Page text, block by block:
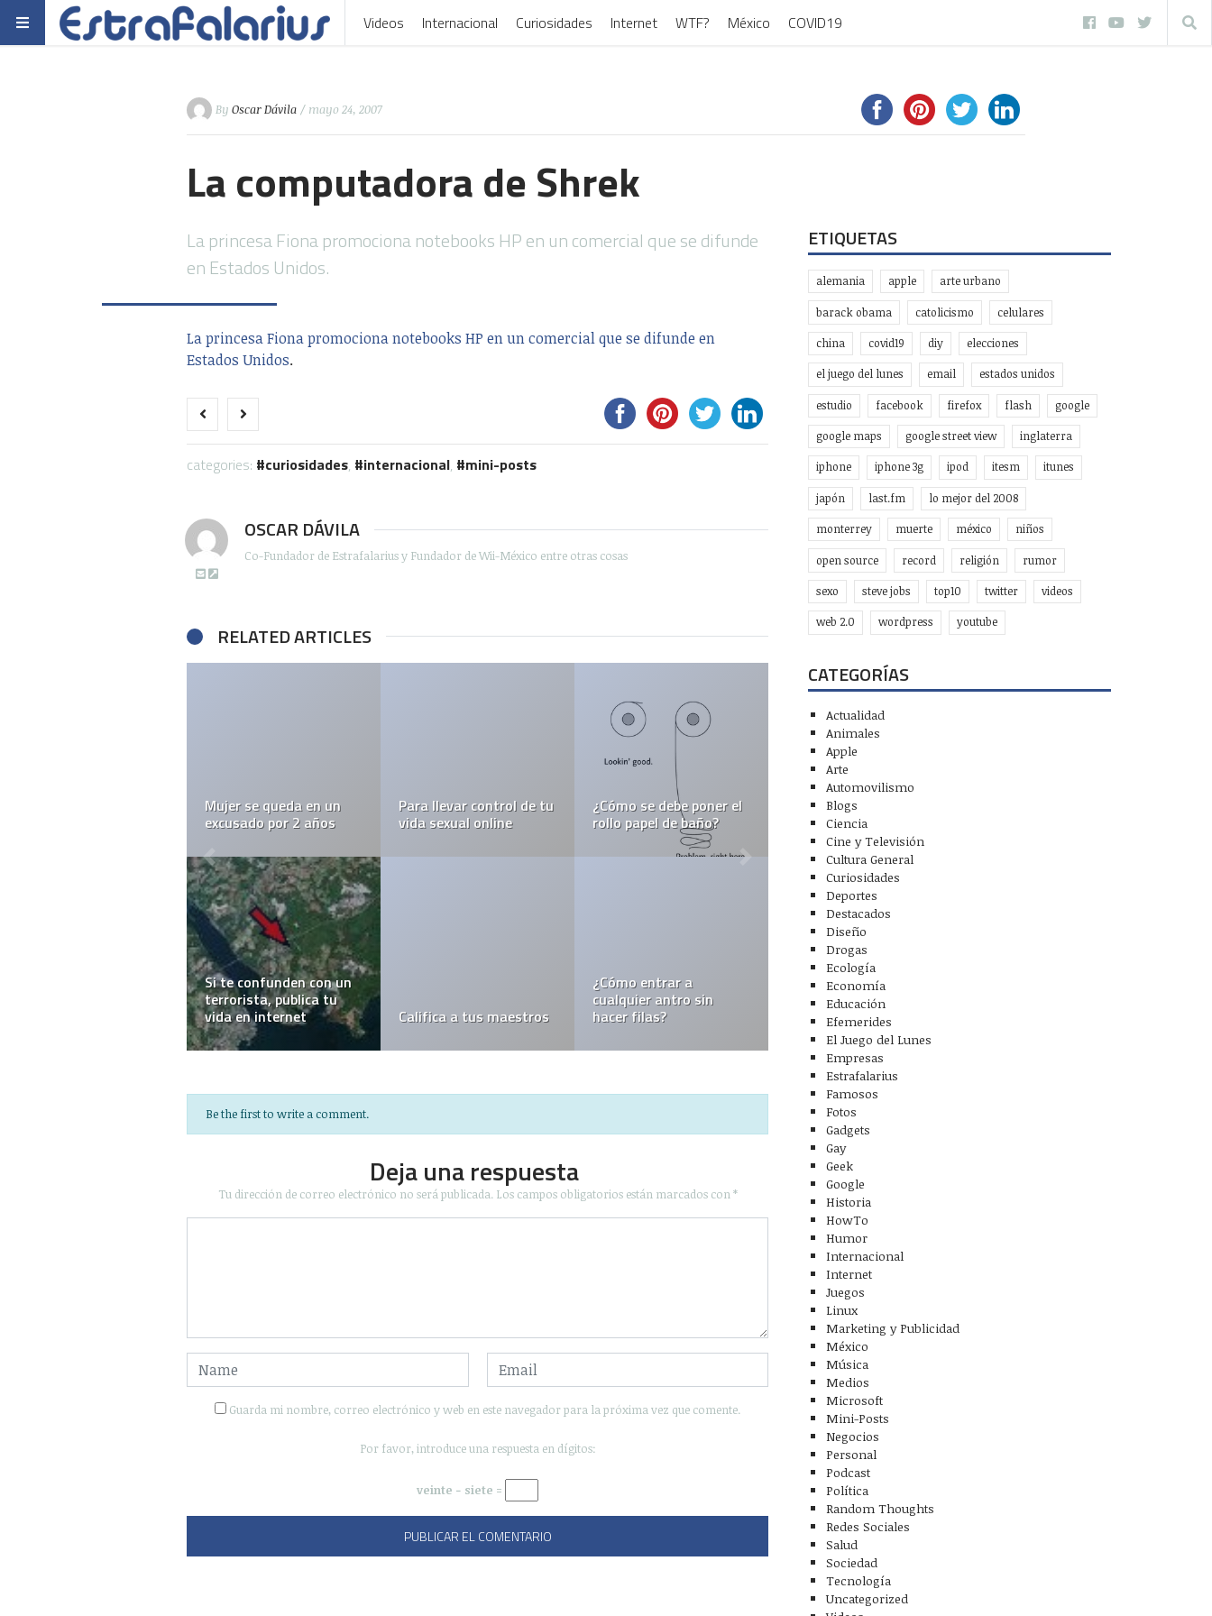
Videos Internacional Curiosidades Internet WTF? México COVID19
By Oscar Dávila / mayo 24, 2007
La computadora de Shrek
La princesa Fiona promociona notebooks HP en un comercial que se difunde
en Estados Unidos.
La princesa Fiona promociona notebooks HP en un comercial que se difunde en
Estados Unidos.
categories: curiosidades, internacional, mini-posts
OSCAR DÁVILA
Co-Fundador de Estrafalarius y Fundador de Wii-México entre otras cosas
RELATED ARTICLES
Mujer se queda en un
excusado por 2 años
Para llevar control de tu
vida sexual online
¿Cómo se debe poner el
rollo papel de baño?
Si te confunden con un
terrorista, publica tu
vida en internet Califica a tus maestros
¿Cómo entrar a
cualquier antro sin
hacer filas?
Be the first to write a comment.
Deja una respuesta
Tu dirección de correo electrónico no será publicada. Los campos obligatorios están marcados con*
Guarda mi nombre, correo electrónico y web en este navegador para la próxima vez que comente.
Por favor, introduce una respuesta en dígitos:
veinte − siete =
ETIQUETAS
alemania apple arte urbano
barack obama catolicismo celulares
china covid19 diy elecciones
el juego del lunes email estados unidos
estudio facebook firefox flash google
google maps google street view inglaterra
iphone iphone 3g ipod itesm itunes
japón last.fm lo mejor del 2008
monterrey muerte méxico niños
open source record religión rumor
sexo steve jobs top10 twitter videos
web 2.0 wordpress youtube
CATEGORÍAS
Actualidad
Animales
Apple
Arte
Automovilismo
Blogs
Ciencia
Cine y Televisión
Cultura General
Curiosidades
Deportes
Destacados
Diseño
Drogas
Ecología
Economía
Educación
Efemerides
El Juego del Lunes
Empresas
Estrafalarius
Famosos
Fotos
Gadgets
Gay
Geek
Google
Historia
HowTo
Humor
Internacional
Internet
Juegos
Linux
Marketing y Publicidad
México
Música
Medios
Microsoft
Mini-Posts
Negocios
Personal
Podcast
Política
Random Thoughts
Redes Sociales
Salud
Sociedad
Tecnología
Uncategorized